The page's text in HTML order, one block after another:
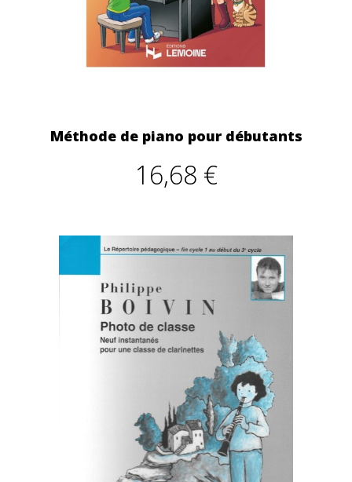
Méthode de piano pour débutants
16,68 €